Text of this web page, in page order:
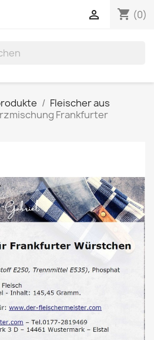
shopping_cart (0)

Fleischer aus
Frankfurter